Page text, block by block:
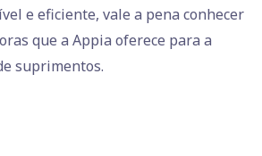
e eficiente, vale a pena conhecer
que a Appia oferece para a
suprimentos.